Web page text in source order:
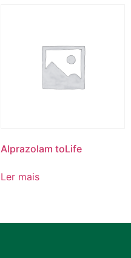
Alprazolam toLife
Ler mais